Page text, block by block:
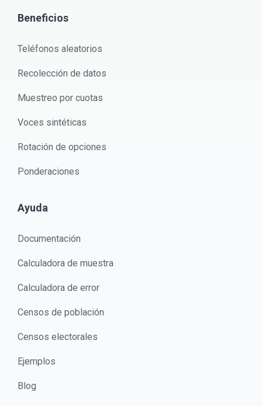
Beneficios
Teléfonos aleatorios
Recolección de datos
Muestreo por cuotas
Voces sintéticas
Rotación de opciones
Ponderaciones
Ayuda
Documentación
Calculadora de muestra
Calculadora de error
Censos de población
Censos electorales
Ejemplos
Blog